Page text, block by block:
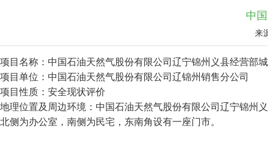
中
来
项目名称：中国石油天然气股份有限公司辽宁锦州义县经营部
项目单位：中国石油天然气股份有限公司辽锦州销售分公司
项目性质：安全现状评价
地理位置及周边环境：中国石油天然气股份有限公司辽宁锦州
北侧为办公室，南侧为民宅，东南角设有一座门市。